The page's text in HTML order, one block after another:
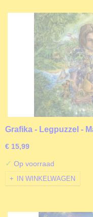
Grafika - Legpuzzel -
€ 15,99
✓ Op voorraad
IN WINKELWAGEN